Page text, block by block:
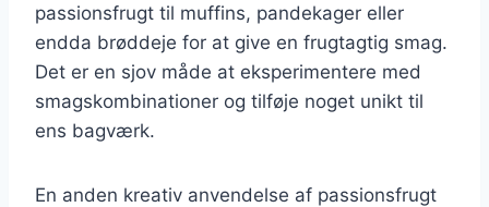
passionsfrugt til muffins, pandekager eller
endda brøddeje for at give en frugtagtig smag.
Det er en sjov måde at eksperimentere med
smagskombinationer og tilføje noget unikt til
ens bagværk.
En anden kreativ anvendelse af passionsfrugt